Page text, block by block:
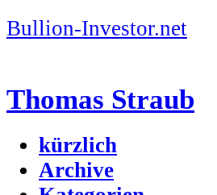
Bullion-Investor.net
Thomas Straub
kürzlich
Archive